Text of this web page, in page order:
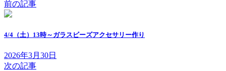
前の記事
4/4（土）13時～ガラスビーズアクセサリー作り
2026年3月30日
次の記事